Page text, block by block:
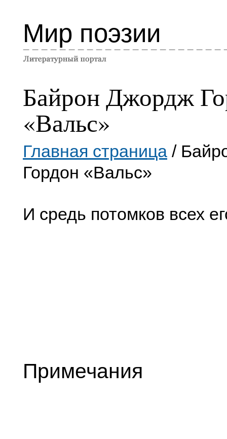
Мир поэзии
Байрон Джордж
«Вальс»
Главная страница /
Гордон «Вальс»
И средь потомков всех
Примечания